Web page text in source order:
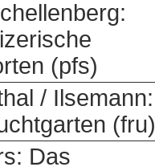
(pfs)
/ Ilsemann:
(fru)
Das